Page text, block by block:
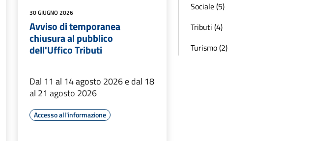
30 GIUGNO 2026
Avviso di temporanea
chiusura al pubblico
dell'Uffico Tributi
Dal 11 al 14 agosto 2026 e dal 18
al 21 agosto 2026
Accesso all'informazione
Sociale (5)
Tributi (4)
Turismo (2)